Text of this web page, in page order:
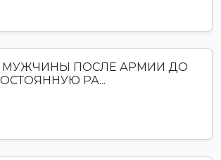
МУЖЧИНЫ ПОСЛЕ АРМИИ ДО
РА...